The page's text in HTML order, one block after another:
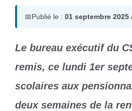
📅Publié le : 01 septembre 2025
Le bureau exécutif du
remis, ce lundi 1er
scolaires aux
deux semaines de la